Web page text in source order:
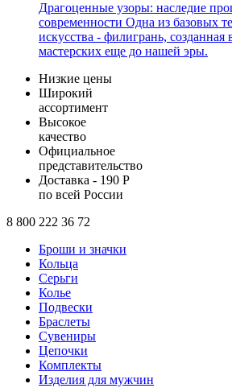
Драгоценные узоры: наследие
современности Одна из базовых
искусства - филигрань,
мастерских еще до нашей эры.
Низкие цены
Широкий
ассортимент
Высокое
качество
Официальное
представительство
Доставка - 190 Р
по всей России
8 800 222 36 72
Броши и значки
Кольца
Серьги
Колье
Подвески
Браслеты
Сувениры
Цепочки
Комплекты
Изделия для мужчин